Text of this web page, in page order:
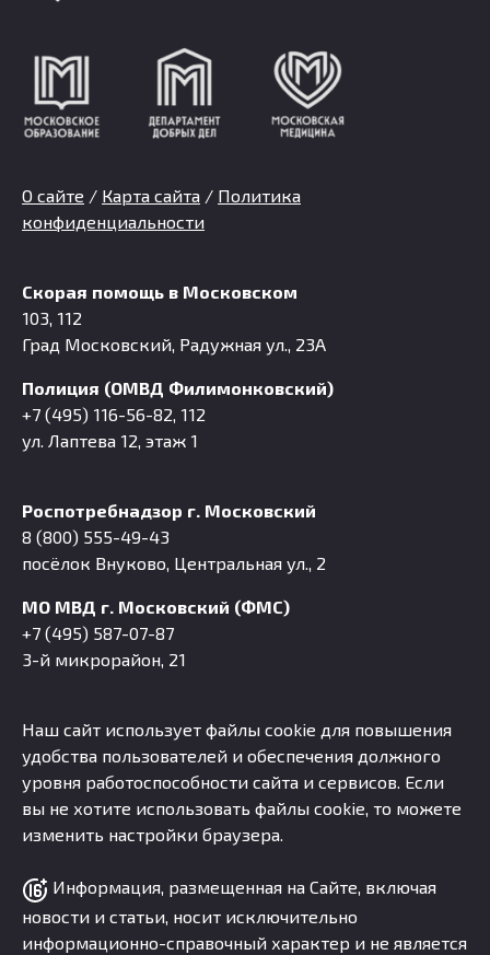
О сайте / Карта сайта / Политика
конфиденциальности
Скорая помощь в Московском
103, 112
Град Московский, Радужная ул., 23А
Полиция (ОМВД Филимонковский)
+7 (495) 116-56-82, 112
ул. Лаптева 12, этаж 1
Роспотребнадзор г. Московский
8 (800) 555-49-43
посёлок Внуково, Центральная ул., 2
МО МВД г. Московский (ФМС)
+7 (495) 587-07-87
3-й микрорайон, 21
Наш сайт использует файлы cookie для повышения
удобства пользователей и обеспечения должного
уровня работоспособности сайта и сервисов. Если
вы не хотите использовать файлы cookie, то можете
изменить настройки браузера.
Информация, размещенная на Сайте, включая
новости и статьи, носит исключительно
информационно-справочный характер и не является